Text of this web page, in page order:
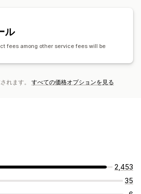
品
追跡
ル
fees among other service fees will be
れます。 すべての価格オプションを見る
2,453
35